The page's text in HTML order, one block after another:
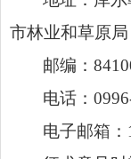
市林业和草原局
邮编：
电话：
电子邮箱：